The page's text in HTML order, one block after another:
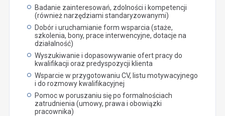
Badanie zainteresowań, zdolności i kompetencji
(również narzędziami standaryzowanymi)
Dobór i uruchamianie form wsparcia (staże,
szkolenia, bony, prace interwencyjne, dotacje na
działalność)
Wyszukiwanie i dopasowywanie ofert pracy do
kwalifikacji oraz predyspozycji klienta
Wsparcie w przygotowaniu CV, listu motywacyjnego
i do rozmowy kwalifikacyjnej
Pomoc w poruszaniu się po formalnościach
zatrudnienia (umowy, prawa i obowiązki
pracownika)